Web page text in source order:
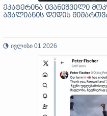
ეკატერინა ივანიშვილი
ავალიანის დედის
ივლისი 01 2026